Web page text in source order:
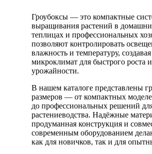
Гроубоксы — это компактные
выращивания растений в
теплицах и профессиональных
позволяют контролировать
влажность и температуру,
микроклимат для быстрого роста
урожайности.
В нашем каталоге представлены
размеров — от компактных
до профессиональных решений
растениеводства. Надёжные
продуманная конструкция и
современным оборудованием
как для новичков, так и для